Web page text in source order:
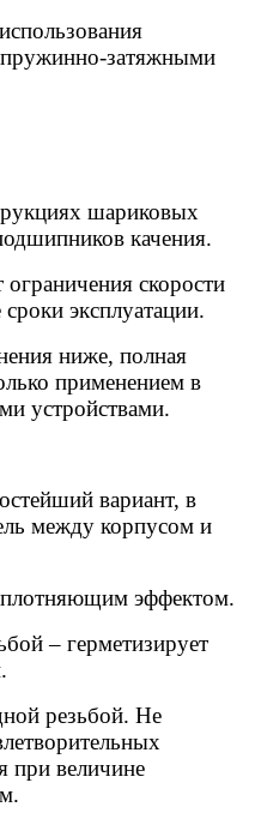
затяжными
шариковых
качения.
скорости
эксплуатации.
ниже, полная
применением в
устройствами.
вариант, в
между корпусом и
эффектом.
– герметизирует
резьбой. Не
при величине